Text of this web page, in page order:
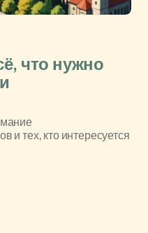
что нужно
и тех, кто интересуется